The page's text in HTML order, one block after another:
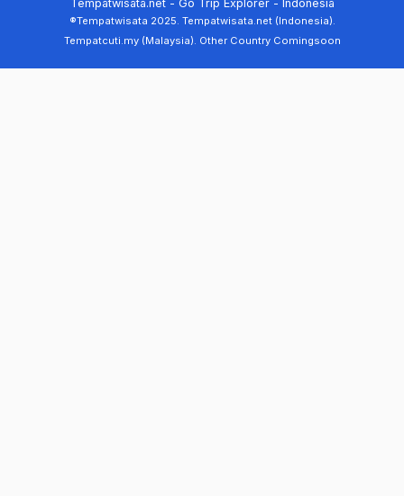
Tempatwisata.net - Go Trip Explorer - Indonesia
®Tempatwisata 2025. Tempatwisata.net (Indonesia).
Tempatcuti.my (Malaysia). Other Country Comingsoon